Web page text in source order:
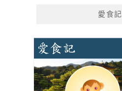
愛食記